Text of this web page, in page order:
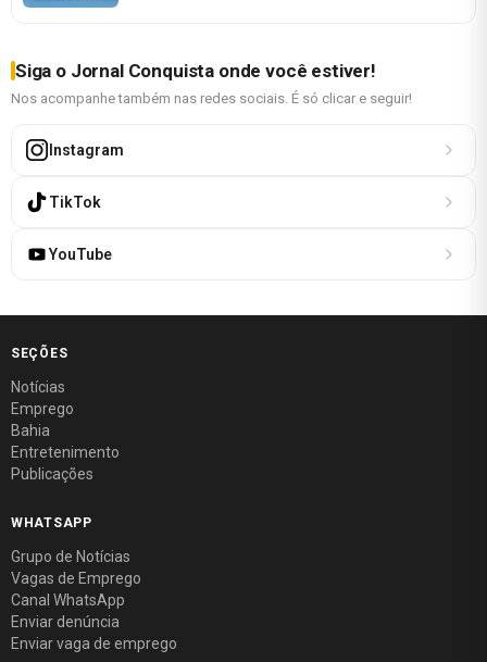
Siga o Jornal Conquista onde você estiver!
Nos acompanhe também nas redes sociais. É só clicar e seguir!
Instagram
TikTok
YouTube
SEÇÕES
Notícias
Emprego
Bahia
Entretenimento
Publicações
WHATSAPP
Grupo de Notícias
Vagas de Emprego
Canal WhatsApp
Enviar denúncia
Enviar vaga de emprego